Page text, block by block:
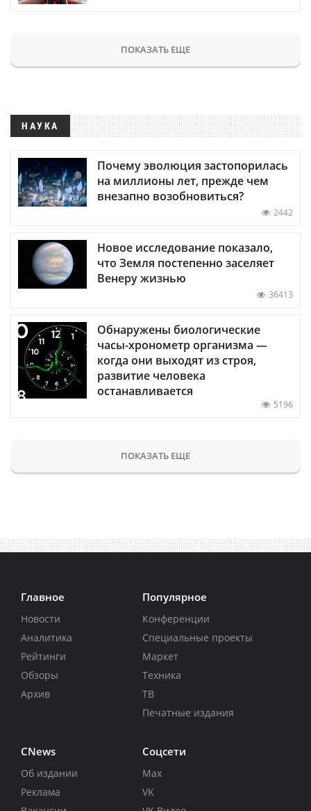
ПОКАЗАТЬ ЕЩЕ
НАУКА
Почему эволюция застопорилась
на миллионы лет, прежде чем
внезапно возобновиться?
2442
Новое исследование показало,
что Земля постепенно заселяет
Венеру жизнью
36413
Обнаружены биологические
часы-хронометр организма —
когда они выходят из строя,
развитие человека
останавливается
5196
ПОКАЗАТЬ ЕЩЕ
Главное
Новости
Аналитика
Рейтинги
Обзоры
Архив
Популярное
Конференции
Специальные проекты
Маркет
Техника
ТВ
Печатные издания
CNews
Об издании
Реклама
Соцсети
Max
VK